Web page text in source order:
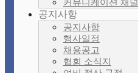
공지사항
공지사항
행사일정
채용공고
협회 소식지